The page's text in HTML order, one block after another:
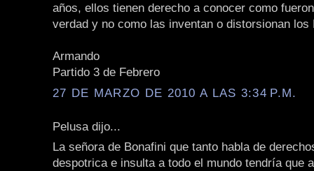
años, ellos tienen derecho a conocer como
verdad y no como las inventan o distorsionan los
Armando
Partido 3 de Febrero
27 DE MARZO DE 2010 A LAS 3:34 P.M.
Pelusa dijo...
La señora de Bonafini que tanto habla de
despotrica e insulta a todo el mundo tendría que